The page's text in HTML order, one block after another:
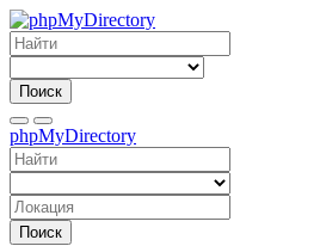
Поиск
phpMyDirectory
Поиск